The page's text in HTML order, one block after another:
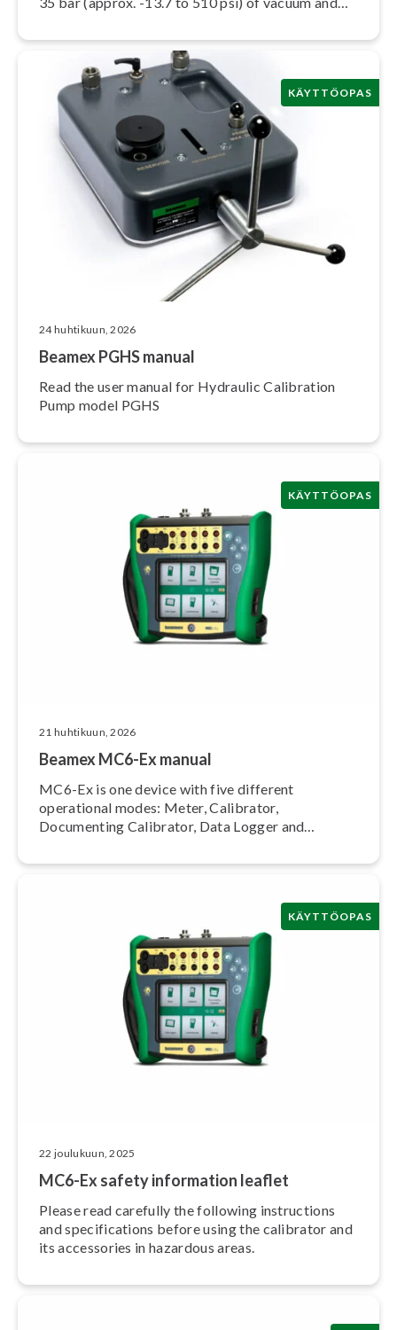
pressure gauges, transducers and other pressure
measurement instruments.
KÄYTTÖOPAS
24 huhtikuun, 2026
Beamex PGHS manual
Read the user manual for Hydraulic Calibration
Pump model PGHS
KÄYTTÖOPAS
21 huhtikuun, 2026
Beamex MC6-Ex manual
MC6-Ex is one device with five different
operational modes: Meter, Calibrator,
Documenting Calibrator, Data Logger and
KÄYTTÖOPAS
22 joulukuun, 2025
MC6-Ex safety information leaflet
Please read carefully the following in­struc­tions
and speci­fica­tions before using the calibrator and
its accessories in hazardous areas.